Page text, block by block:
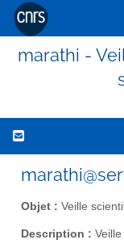
marathi -
Objet : Veille
Description :